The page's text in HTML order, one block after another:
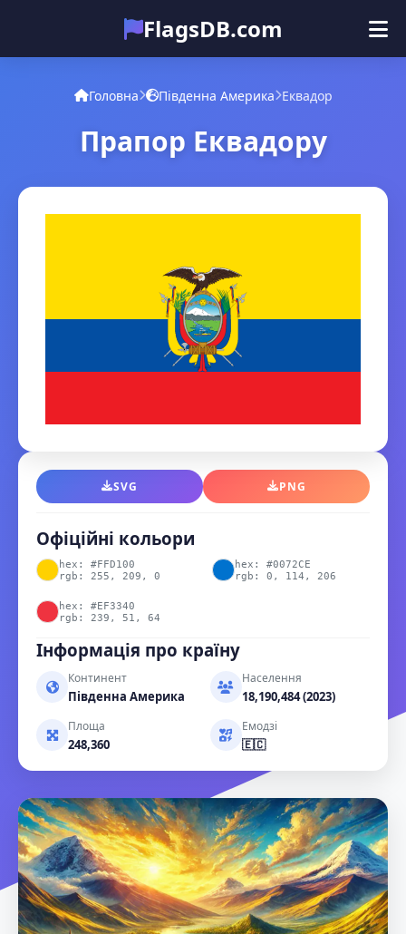
FlagsDB.com
Головна
Вікторина
Головна Південна Америка Еквадор
Прапор Еквадору
SVG PNG
Офіційні кольори
hex: #FFD100
rgb: 255, 209, 0
hex: #0072CE
rgb: 0, 114, 206
hex: #EF3340
rgb: 239, 51, 64
Інформація про країну
Континент
Південна Америка
Населення
18,190,484 (2023)
Площа
248,360
Емодзі
🇪🇨